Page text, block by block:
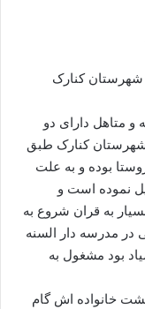
کنارک
عبدالحکیم وکالت 37 ساله و متاهل دارای دو
شهرستان کنارک طبق
بوده و به علت
نموده است و
به قران شروع به
در مدرسه دار السنه
بود مشغول به
خانواده اش گام